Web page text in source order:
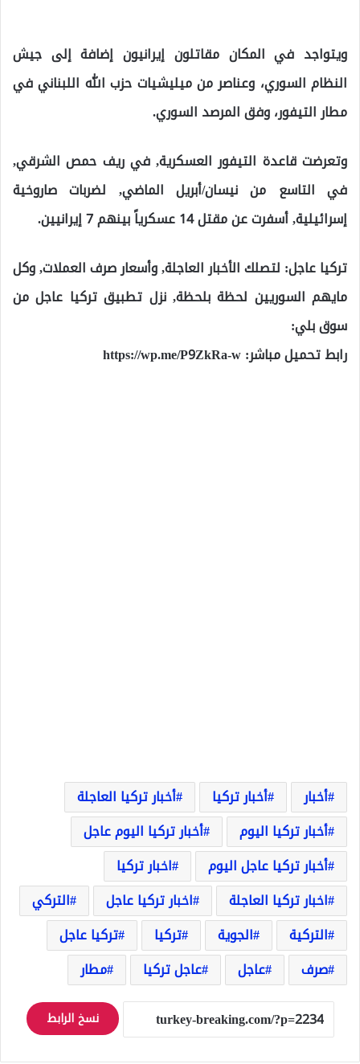
ويتواجد في المكان مقاتلون إيرانيون إضافة إلى جيش
النظام السوري، وعناصر من ميليشيات حزب الله اللبناني في
مطار التيفور، وفق المرصد السوري.
وتعرضت قاعدة التيفور العسكرية, في ريف حمص الشرقي,
في التاسع من نيسان/أبريل الماضي, لضربات صاروخية
إسرائيلية, أسفرت عن مقتل 14 عسكرياً بينهم 7 إيرانيين.
تركيا عاجل: لتصلك الأخبار العاجلة, وأسعار صرف العملات, وكل
مايهم السوريين لحظة بلحظة, نزل تطبيق تركيا عاجل من
سوق بلي:
رابط تحميل مباشر:https://wp.me/P9ZkRa-w
أخبار أخبار تركيا
أخبار تركيا العاجلة
أخبار تركيا اليوم
أخبار تركيا اليوم عاجل
أخبار تركيا عاجل اليوم
اخبار تركيا
اخبار تركيا العاجلة
اخبار تركيا عاجل
التركي
التركية
الجوية تركيا
تركيا عاجل
صرف
عاجل عاجل تركيا مطار
نسخ الرابط